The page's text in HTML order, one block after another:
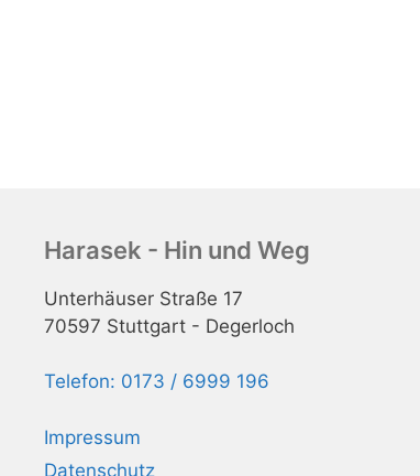
Harasek - Hin und Weg
Unterhäuser Straße 17
70597 Stuttgart - Degerloch
Telefon: 0173 / 6999 196
Impressum
Datenschutz